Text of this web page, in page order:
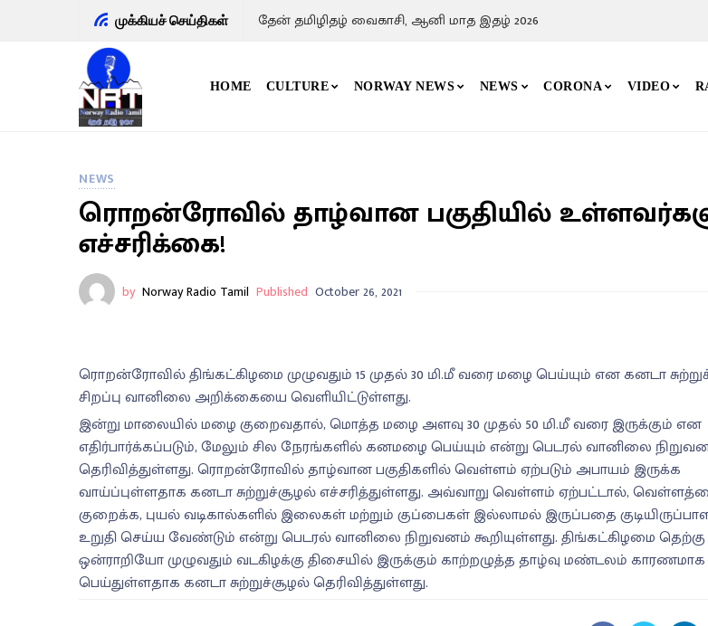
முக்கியச் செய்திகள் தேன் தமிழிதழ் வைகாசி, ஆனி மாத இதழ் 2026
HOME CULTURE NORWAY NEWS NEWS CORONA VIDEO
NEWS
ரொறன்ரோவில் தாழ்வான பகுதியில்
எச்சரிக்கை!
by Norway Radio Tamil Published October 26, 2021
ரொறன்ரோவில் திங்கட்கிழமை முழுவதும் 15 முதல் 30 மி.மீ வரை மழை பெய்யும் என கனடா
சிறப்பு வானிலை அறிக்கையை வெளியிட்டுள்ளது.
இன்று மாலையில் மழை குறைவதால், மொத்த மழை அளவு 30 முதல் 50 மி.மீ வரை இருக்கும் என
எதிர்பார்க்கப்படும், மேலும் சில நேரங்களில் கனமழை பெய்யும் என்று பெடரல் வானிலை
தெரிவித்துள்ளது. ரொறன்ரோவில் தாழ்வான பகுதிகளில் வெள்ளம் ஏற்படும் அபாயம் இருக்க
வாய்ப்புள்ளதாக கனடா சுற்றுச்சூழல் எச்சரித்துள்ளது. அவ்வாறு வெள்ளம் ஏற்பட்டால்,
குறைக்க, புயல் வடிகால்களில் இலைகள் மற்றும் குப்பைகள் இல்லாமல் இருப்பதை
உறுதி செய்ய வேண்டும் என்று பெடரல் வானிலை நிறுவனம் கூறியுள்ளது. திங்கட்கிழமை தெற்கு
ஒன்ராறியோ முழுவதும் வடகிழக்கு திசையில் இருக்கும் காற்றழுத்த தாழ்வு மண்டலம்
பெய்துள்ளதாக கனடா சுற்றுச்சூழல் தெரிவித்துள்ளது.